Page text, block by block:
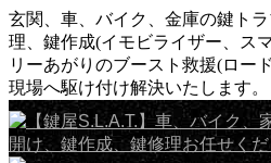
玄関、車、バイク、金庫の鍵ト
理、鍵作成(イモビライザー、ス
リーあがりのブースト救援(ロー
現場へ駆け付け解決いたします。